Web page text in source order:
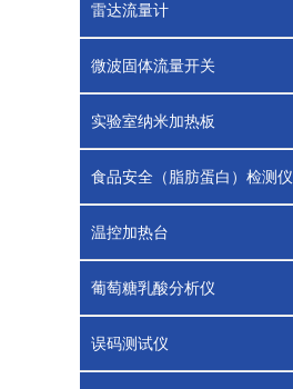
雷达流量计
微波固体流量开关
实验室纳米加热板
食品安全（脂肪蛋白）检测仪
温控加热台
葡萄糖乳酸分析仪
误码测试仪